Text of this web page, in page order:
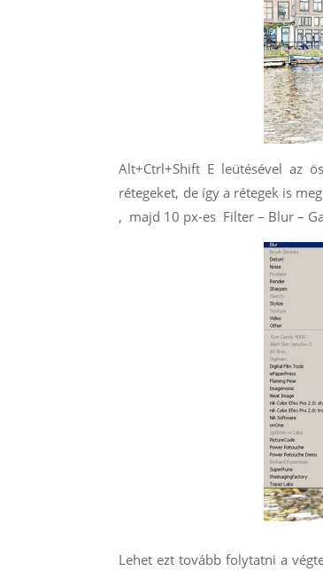
Alt+Ctrl+Shift E leütésével az
rétegeket, de így a rétegek is
, majd 10 px-es Filter – Blur –
Lehet ezt tovább folytatni a